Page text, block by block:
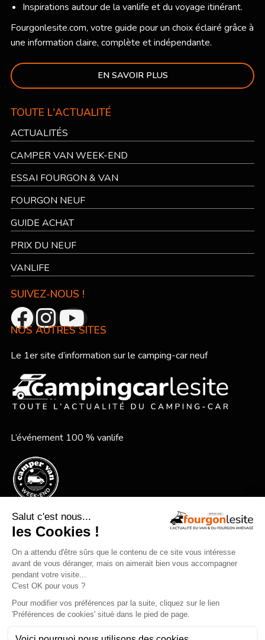
Inspirations autour de la vanlife et du voyage itinérant.
Fourgonlesite.com, votre guide pour un choix éclairé grâce à
une information claire, complète et indépendante.
EN SAVOIR PLUS
TOUTE L'ACTUALITÉ
ACTUALITÉS
CAMPER VAN WEEK-END
ESSAI FOURGON & VAN
FOURGON NEUF
GUIDE ACHAT
PRIX DU NEUF
VANLIFE
SUIVEZ-NOUS !
NOS AUTRES SITES
Le 1er site d’information sur le camping-car neuf
L’événement 100 % vanlife
Le festival vanlife en bord de mer